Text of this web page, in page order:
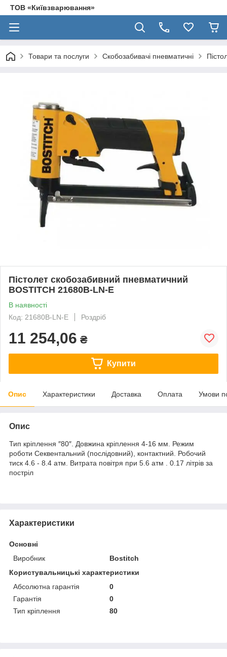
ТОВ «Київзварювання»
Товари та послуги Скобозабивачі пневматичні
Пістолет скобозабивний пневматичний
BOSTITCH 21680B-LN-E
В наявності
Код: 21680B-LN-E
Роздріб
11 254,06 ₴
Купити
Опис Характеристики Доставка Оплата Умови
Опис
Тип кріплення ″80″. Довжина кріплення 4-16 мм. Режим
роботи Секвентальний (послідовний), контактний. Робочий
тиск 4.6 - 8.4 атм. Витрата повітря при 5.6 атм . 0.17 літрів за
постріл
Характеристики
Основні
Виробник
Bostitch
Користувальницькі характеристики
Абсолютна гарантія
0
Гарантія
0
Тип кріплення
80